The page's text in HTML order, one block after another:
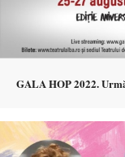
GALA HOP 2022.